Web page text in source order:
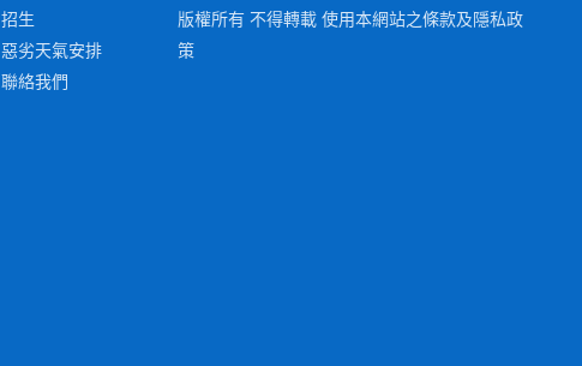
招生
惡劣天氣安排
聯絡我們
版權所有 不得轉載 使用本網站之條款及隱私政
策